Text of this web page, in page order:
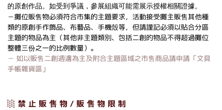
的原創作品。 如受到爭議，參展組織可能需展示授權相關證據。
－攤位販售物必須符合市集的主題要求，活動接受攤主販售其他種
類的原創手作飾品、布藝品、手機殼等，但請謹記必須以貼合分區
主題的物品為主（其他非主題類別、包括二創的物品不得超過攤位
整體三份之一的比例數量）。
－ 如以販售二創週邊為主及附合主題區域之市售商品請申請「文具
手帳雜貨區」
░ 禁 止 販 售 物 / 販 售 物 限 制